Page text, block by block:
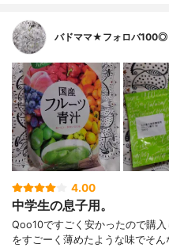
バドママ★フォロバ100◎
4.00
中学生の息子用。
Qoo10ですごく安かったので購
をすごーく薄めたような味でそ